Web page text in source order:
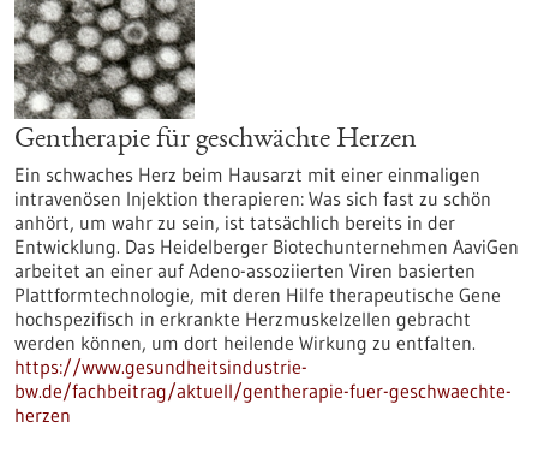
Gentherapie für geschwächte Herzen
Ein schwaches Herz beim Hausarzt mit einer einmaligen
intravenösen Injektion therapieren: Was sich fast zu schön
anhört, um wahr zu sein, ist tatsächlich bereits in der
Entwicklung. Das Heidelberger Biotechunternehmen AaviGen
arbeitet an einer auf Adeno-assoziierten Viren basierten
Plattformtechnologie, mit deren Hilfe therapeutische Gene
hochspezifisch in erkrankte Herzmuskelzellen gebracht
werden können, um dort heilende Wirkung zu entfalten.
https://www.gesundheitsindustrie-
bw.de/fachbeitrag/aktuell/gentherapie-fuer-geschwaechte-
herzen